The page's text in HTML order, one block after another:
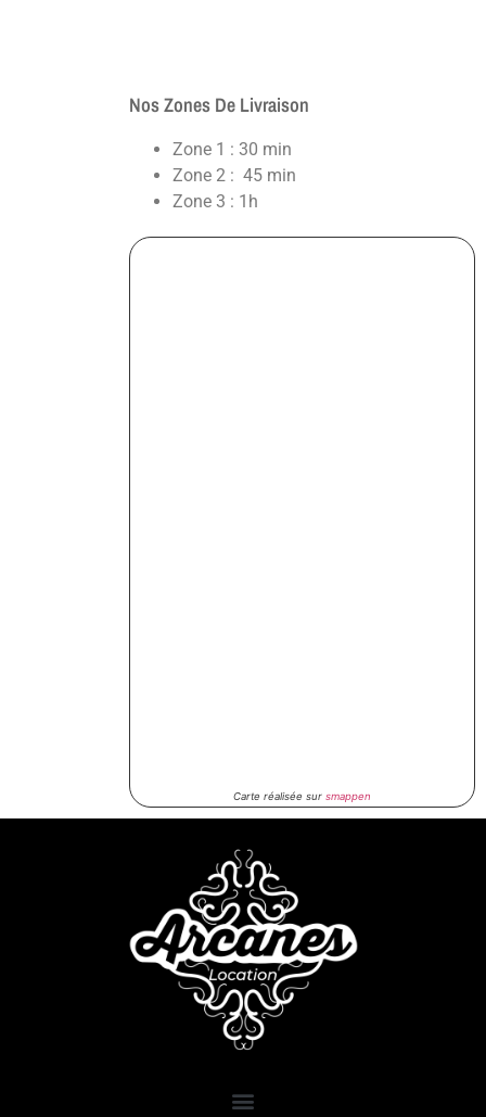
Nos Zones De Livraison
Zone 1 : 30 min
Zone 2 : 45 min
Zone 3 : 1h
Carte réalisée sur smappen